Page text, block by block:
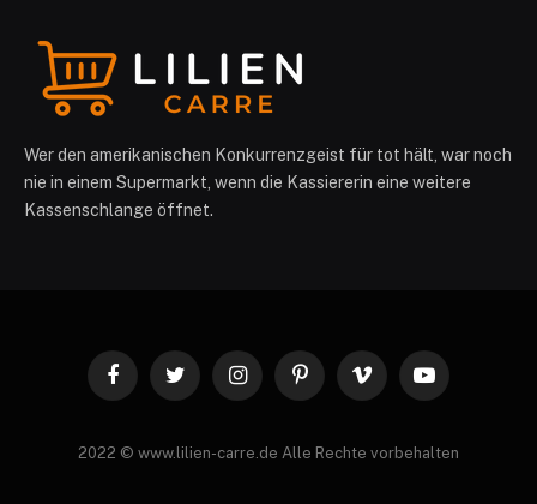
Wer den amerikanischen Konkurrenzgeist für tot hält, war noch
nie in einem Supermarkt, wenn die Kassiererin eine weitere
Kassenschlange öffnet.
FacebookTwitter InstagramPinterestVimeo YouTube
2022 © www.lilien-carre.de Alle Rechte vorbehalten